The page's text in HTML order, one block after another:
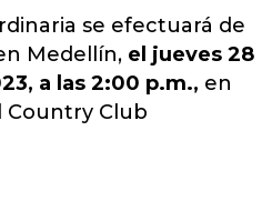
se efectuará de
Medellín, el jueves 28
a las 2:00 p.m., en
Country Club